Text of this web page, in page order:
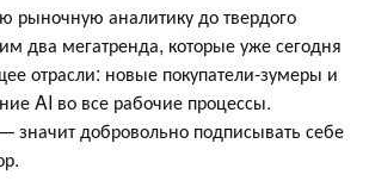
рыночную аналитику до твердого
два мегатренда, которые уже сегодня
отрасли: новые покупатели-зумеры и
AI во все рабочие процессы.
значит добровольно подписывать себе